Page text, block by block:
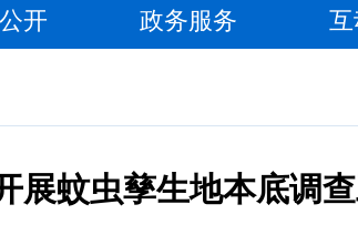
开 政务服务
展蚊虫孳生地本底调